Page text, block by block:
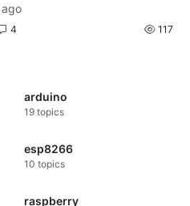
4 117
arduino
19 topics
esp8266
10 topics
raspberry